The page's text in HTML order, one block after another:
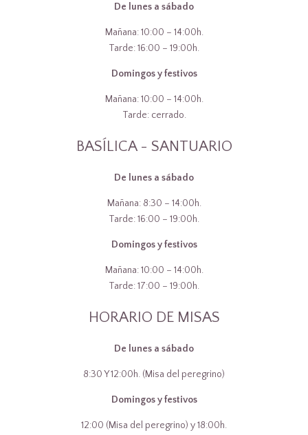
De lunes a sábado
Mañana: 10:00 – 14:00h.
Tarde: 16:00 – 19:00h.
Domingos y festivos
Mañana: 10:00 – 14:00h.
Tarde: cerrado.
BASÍLICA - SANTUARIO
De lunes a sábado
Mañana: 8:30 – 14:00h.
Tarde: 16:00 – 19:00h.
Domingos y festivos
Mañana: 10:00 – 14:00h.
Tarde: 17:00 – 19:00h.
HORARIO DE MISAS
De lunes a sábado
8:30 Y 12:00h. (Misa del peregrino)
Domingos y festivos
12:00 (Misa del peregrino) y 18:00h.